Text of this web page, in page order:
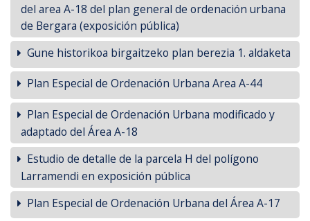
del area A-18 del plan general de ordenación urbana
de Bergara (exposición pública)
Gune historikoa birgaitzeko plan berezia 1. aldaketa
Plan Especial de Ordenación Urbana Area A-44
Plan Especial de Ordenación Urbana modificado y
adaptado del Área A-18
Estudio de detalle de la parcela H del polígono
Larramendi en exposición pública
Plan Especial de Ordenación Urbana del Área A-17